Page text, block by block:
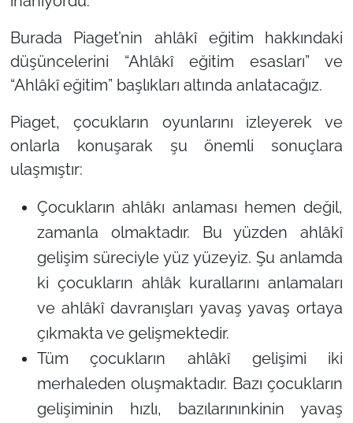
Burada Piaget’nin ahlâkî eğitim hakkındaki
düşüncelerini “Ahlâkî eğitim esasları” ve
“Ahlâkî eğitim” başlıkları altında anlatacağız.
Piaget, çocukların oyunlarını izleyerek ve
onlarla konuşarak şu önemli sonuçlara
ulaşmıştır:
Çocukların ahlâkı anlaması hemen değil,
zamanla olmaktadır. Bu yüzden ahlâkî
gelişim süreciyle yüz yüzeyiz. Şu anlamda
ki çocukların ahlâk kurallarını anlamaları
ve ahlâkî davranışları yavaş yavaş ortaya
çıkmakta ve gelişmektedir.
Tüm çocukların ahlâkî gelişimi iki
merhaleden oluşmaktadır. Bazı çocukların
gelişiminin hızlı, bazılarınınkinin yavaş